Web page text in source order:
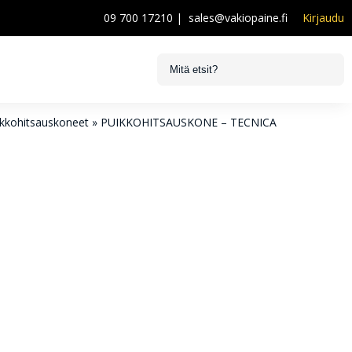
09 700 17210 | sales@vakiopaine.fi Kirjaudu
» PUIKKOHITSAUSKONE – TECNICA